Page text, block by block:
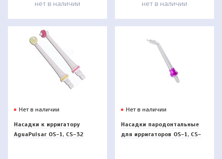
нет в наличии нет в наличии
Нет в наличии
Насадки к ирригатору
AguaPulsar OS-1, CS-32
Нет в наличии
Насадки пародонтальные
для ирригаторов OS-1, CS-